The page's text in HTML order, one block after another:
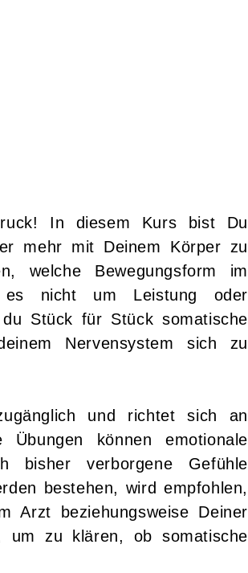
In diesem Kurs bist Du
mehr mit Deinem Körper zu
welche Bewegungsform im
es nicht um Leistung oder
Stück für Stück somatische
Nervensystem sich zu
und richtet sich an
können emotionale
bisher verborgene Gefühle
bestehen, wird empfohlen,
Arzt beziehungsweise Deiner
um zu klären, ob somatische